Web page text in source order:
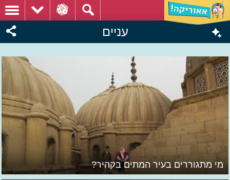
עניים
מי מתגוררים בעיר המתים בקהיר?